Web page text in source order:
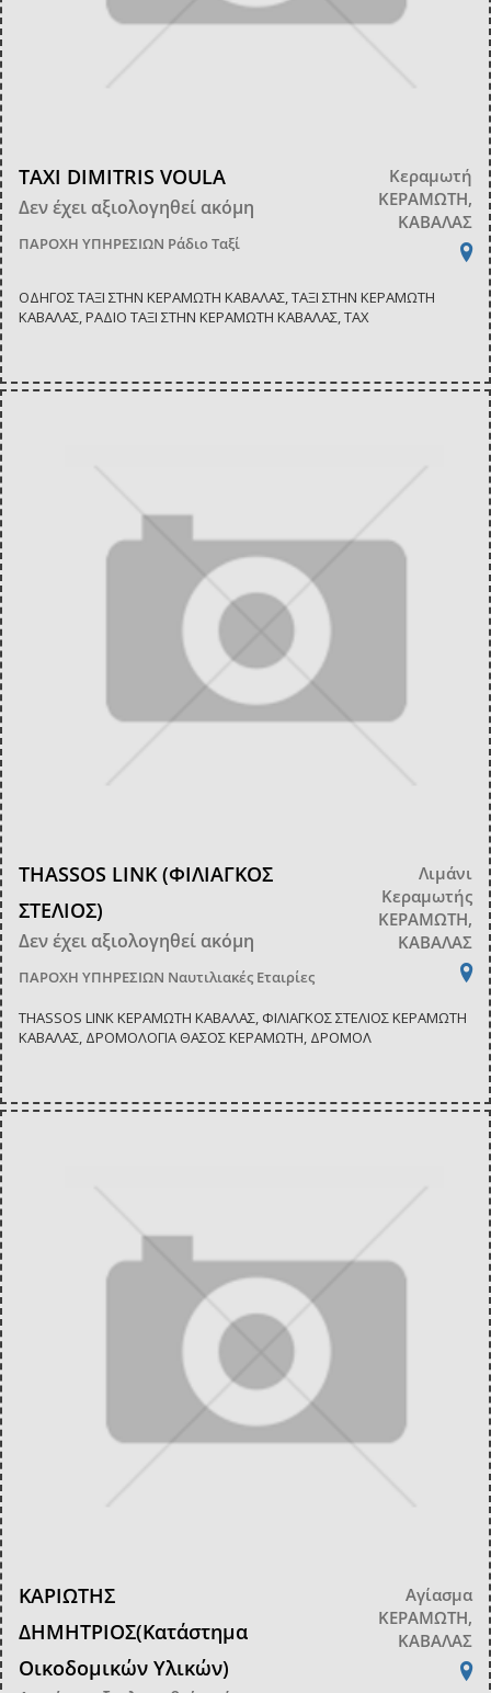
TAXI DIMITRIS VOULA
Δεν έχει αξιολογηθεί ακόμη
ΠΑΡΟΧΗ ΥΠΗΡΕΣΙΩΝ Ράδιο Ταξί
Κεραμωτή
ΚΕΡΑΜΩΤΗ,
ΚΑΒΑΛΑΣ
ΟΔΗΓΟΣ ΤΑΞΙ ΣΤΗΝ ΚΕΡΑΜΩΤΗ ΚΑΒΑΛΑΣ, ΤΑΞΙ ΣΤΗΝ ΚΕΡΑΜΩΤΗ
ΚΑΒΑΛΑΣ, ΡΑΔΙΟ ΤΑΞΙ ΣΤΗΝ ΚΕΡΑΜΩΤΗ ΚΑΒΑΛΑΣ, TAX
THASSOS LINK (ΦΙΛΙΑΓΚΟΣ
ΣΤΕΛΙΟΣ)
Δεν έχει αξιολογηθεί ακόμη
ΠΑΡΟΧΗ ΥΠΗΡΕΣΙΩΝ Ναυτιλιακές Εταιρίες
Λιμάνι
Κεραμωτής
ΚΕΡΑΜΩΤΗ,
ΚΑΒΑΛΑΣ
THASSOS LINK ΚΕΡΑΜΩΤΗ ΚΑΒΑΛΑΣ, ΦΙΛΙΑΓΚΟΣ ΣΤΕΛΙΟΣ ΚΕΡΑΜΩΤΗ
ΚΑΒΑΛΑΣ, ΔΡΟΜΟΛΟΓΙΑ ΘΑΣΟΣ ΚΕΡΑΜΩΤΗ, ΔΡΟΜΟΛ
ΚΑΡΙΩΤΗΣ
ΔΗΜΗΤΡΙΟΣ(Κατάστημα
Οικοδομικών Υλικών)
Αγίασμα
ΚΕΡΑΜΩΤΗ,
ΚΑΒΑΛΑΣ